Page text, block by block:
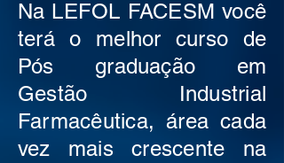
Na LEFOL FACESM você
terá o melhor curso de
Pós graduação em
Gestão Industrial
Farmacêutica, área cada
vez mais crescente na